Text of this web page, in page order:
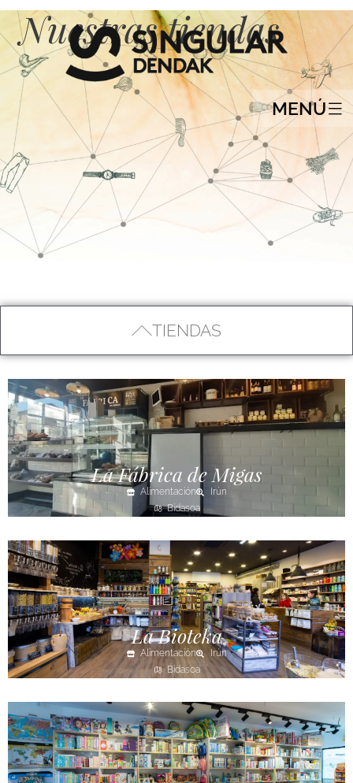
MENÚ
Nuestras tiendas
TIENDAS
La Fábrica de Migas
Alimentación
Irún
Bidasoa
La Bioteka
Alimentación
Irún
Bidasoa